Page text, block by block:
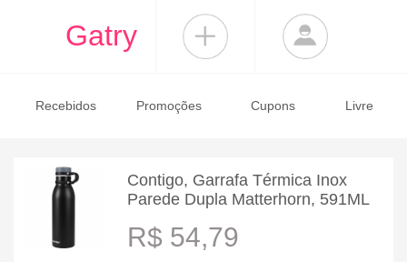
Gatry
Recebidos Promoções Cupons Livre
Contigo, Garrafa Térmica Inox
Parede Dupla Matterhorn, 591ML
R$ 54,79